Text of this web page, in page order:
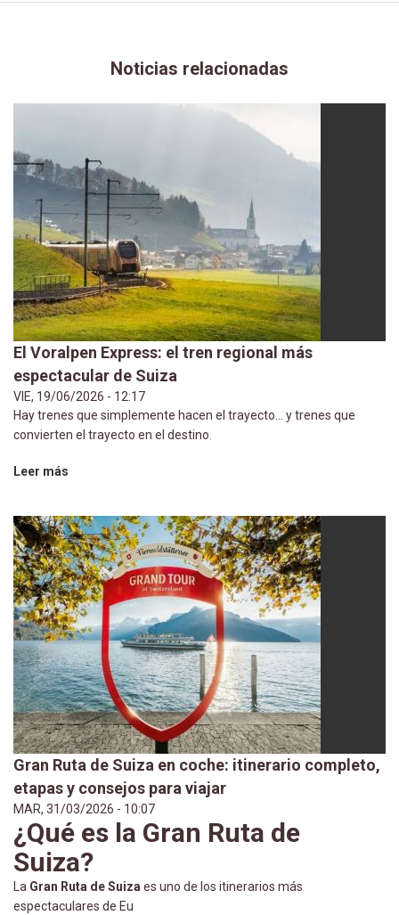
Noticias relacionadas
El Voralpen Express: el tren regional más
espectacular de Suiza
VIE, 19/06/2026 - 12:17
Hay trenes que simplemente hacen el trayecto… y trenes que
convierten el trayecto en el destino.
Leer más
Gran Ruta de Suiza en coche: itinerario completo,
etapas y consejos para viajar
MAR, 31/03/2026 - 10:07
¿Qué es la Gran Ruta de
Suiza?
La Gran Ruta de Suiza es uno de los itinerarios más
espectaculares de Eu